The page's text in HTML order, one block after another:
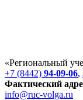
«Региональный
+7 (8442) 94-09-06,
Фактический
info@ruc-volga.ru